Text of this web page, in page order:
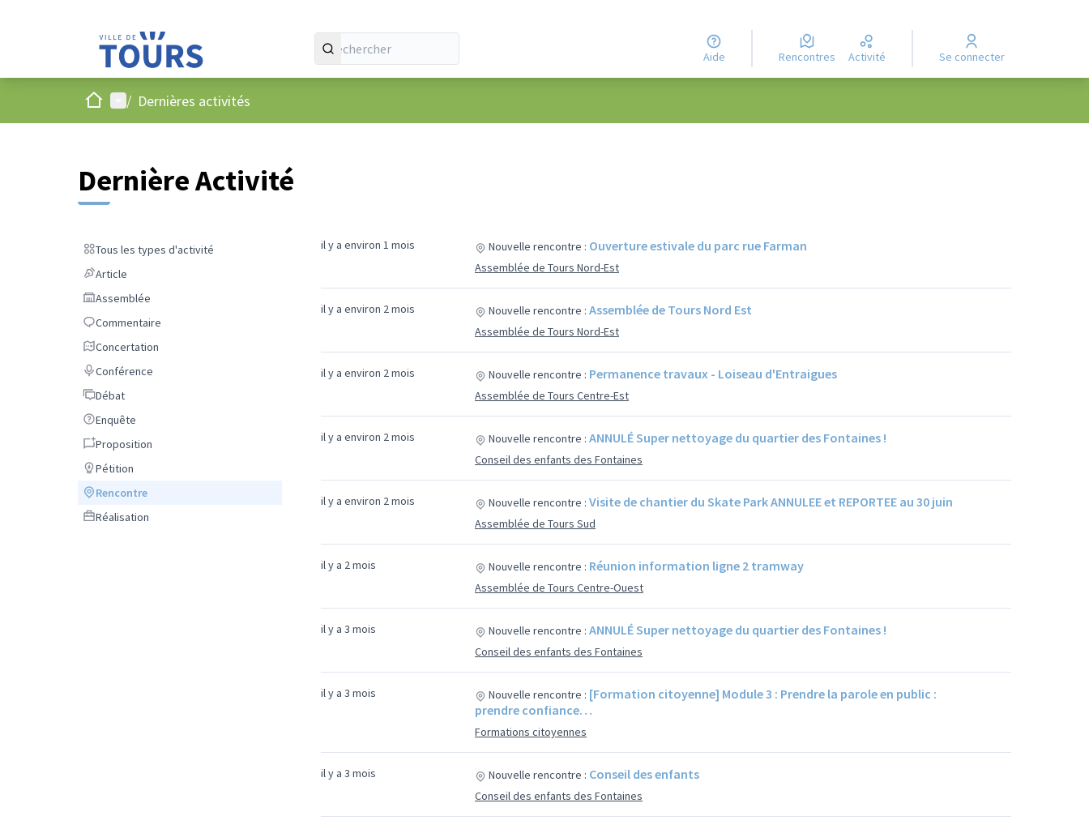
Aide Rencontres Activité Se connecter
AccueilMenu principal
/ Dernières activités
Dernière Activité
Tous les types d'activité
Tous les types d'activité
ArticleArticle
Assemblée
Assemblée
Commentaire
Commentaire
Concertation
Concertation
Conférence
Conférence
DébatDébat
Enquête
Enquête
Proposition
Proposition
Pétition
Pétition
Rencontre
Rencontre
Réalisation
Réalisation
il y a environ 1 mois Nouvelle rencontre : Ouverture estivale du parc rue Farman
Assemblée de Tours Nord-Est
il y a environ 2 mois Nouvelle rencontre : Assemblée de Tours Nord Est
Assemblée de Tours Nord-Est
il y a environ 2 mois Nouvelle rencontre : Permanence travaux - Loiseau d'Entraigues
Assemblée de Tours Centre-Est
il y a environ 2 mois Nouvelle rencontre : ANNULÉ Super nettoyage du quartier des Fontaines !
Conseil des enfants des Fontaines
il y a environ 2 mois Nouvelle rencontre : Visite de chantier du Skate Park ANNULEE et REPORTEE au 30 juin
Assemblée de Tours Sud
il y a 2 mois Nouvelle rencontre : Réunion information ligne 2 tramway
Assemblée de Tours Centre-Ouest
il y a 3 mois Nouvelle rencontre : ANNULÉ Super nettoyage du quartier des Fontaines !
Conseil des enfants des Fontaines
il y a 3 mois Nouvelle rencontre : [Formation citoyenne] Module 3 : Prendre la parole en public :
prendre confiance…
Formations citoyennes
il y a 3 mois Nouvelle rencontre : Conseil des enfants
Conseil des enfants des Fontaines